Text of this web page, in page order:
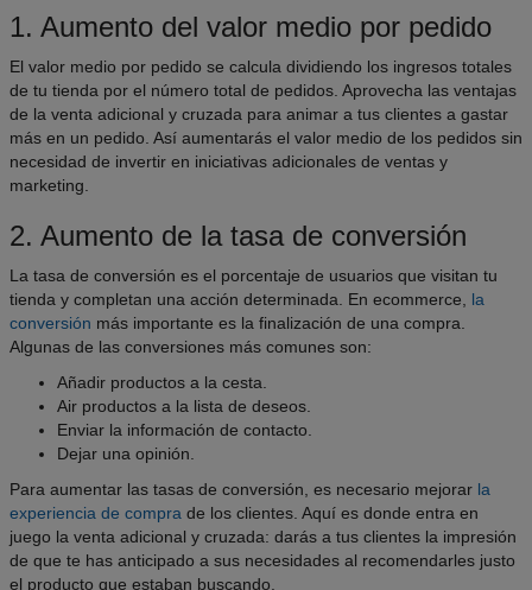
1. Aumento del valor medio por pedido
El valor medio por pedido se calcula dividiendo los ingresos totales
de tu tienda por el número total de pedidos. Aprovecha las ventajas
de la venta adicional y cruzada para animar a tus clientes a gastar
más en un pedido. Así aumentarás el valor medio de los pedidos sin
necesidad de invertir en iniciativas adicionales de ventas y
marketing.
2. Aumento de la tasa de conversión
La tasa de conversión es el porcentaje de usuarios que visitan tu
tienda y completan una acción determinada. En ecommerce, la
conversión más importante es la finalización de una compra.
Algunas de las conversiones más comunes son:
Añadir productos a la cesta.
Air productos a la lista de deseos.
Enviar la información de contacto.
Dejar una opinión.
Para aumentar las tasas de conversión, es necesario mejorar la
experiencia de compra de los clientes. Aquí es donde entra en
juego la venta adicional y cruzada: darás a tus clientes la impresión
de que te has anticipado a sus necesidades al recomendarles justo
el producto que estaban buscando.